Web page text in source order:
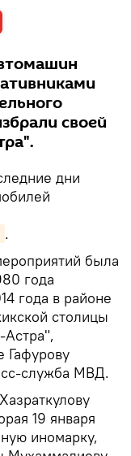
своей
дни
.
была
года
года в районе
столицы
служба МВД.
19 января
иномарку,